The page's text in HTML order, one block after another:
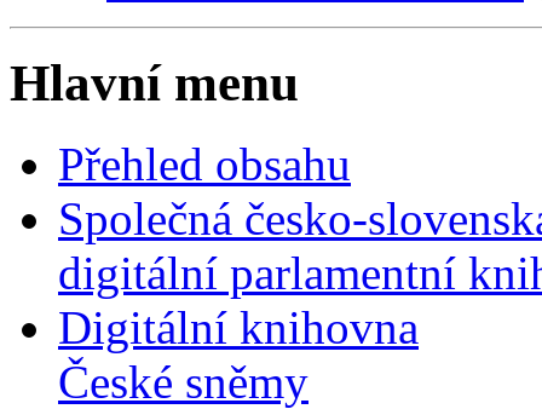
Hlavní menu
Přehled obsahu
Společná česko-
digitální parlamentní
Digitální knihovna
České sněmy